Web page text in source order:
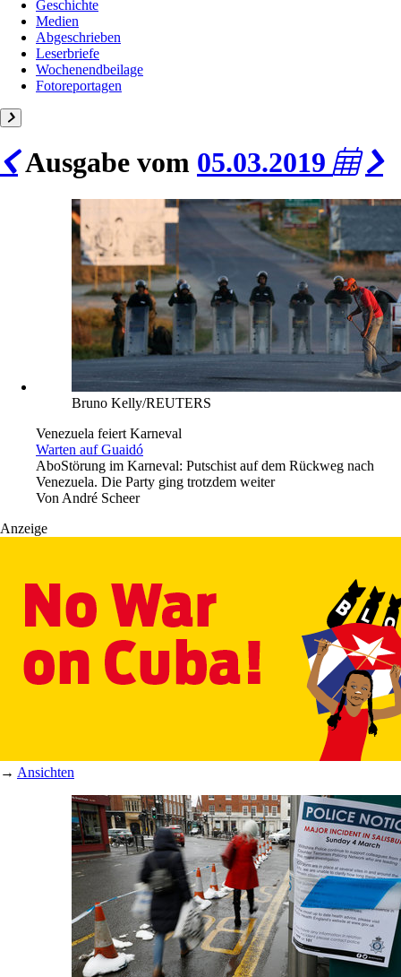
Geschichte
Medien
Abgeschrieben
Leserbriefe
Wochenendbeilage
Fotoreportagen
Ausgabe vom 05.03.2019
Bruno Kelly/REUTERS
Venezuela feiert Karneval
Warten auf Guaidó
AboStörung im Karneval: Putschist auf dem Rückweg nach
Venezuela. Die Party ging trotzdem weiter
Von André Scheer
Anzeige
→ Ansichten